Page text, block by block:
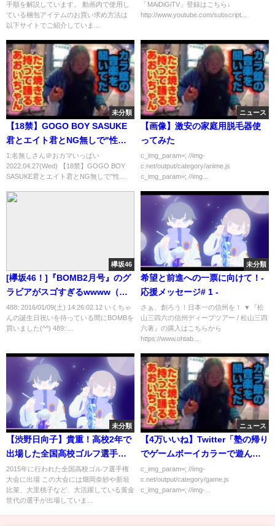
手順を解説しています。 動画内で使用し
ている梱包アイテムのお買い求め方法は
以下サイトでご紹介していま...
完成披露上映会3
「MAiDiGiTV」登録はこちら↓
http://www.youtube.com/subscript...
未分類
【18禁】GOGO BOY SASUKE
君とエイト君とNG無しで"性の
質問"に答えてみた
1:名無しさん＠おカマいっぱい
2022.04.27(Wed) 【18禁】GOGO BOY
SASUKE君とエイト君とNG無しで"性...
ニュース
【画像】激安の家庭用脱毛器使
ってみた
c_img_param=; //img-
c.net/output/category/anime.js
c_img_param=; //img...
欅坂46
[欅坂46！]『BOMB2月号』のグ
ラビアがスゴすぎるwwww（画
像あり）
488: 2016/01/09(土) 14:26:02.12 いくちゃ
んの誕生日祝いを待っている間にBOMBを
買いました(^^) 489: ...
未分類
希望と前進への一票に向けて！-
応援メッセージ# 1 -
さぁ、創ろう！日本一の信州を！ ▼『松
山三四六の信州ディープツアー / 松山三四
六著』の購入はこちらから
https://www.ohtab...
未分類
【渋野日向子】貴重！高校2年で
出場した全国高校ゴルフ選手権
大会でのプレー Smiling
Cinderella Hinako Shibuno
2015年に行われた全国高校ゴルフ選手権
大会に出場 この大会には畑岡奈紗や新垣
比菜、大里桃子など、大活躍している黄金
世代の選手が出場していま...
ニュース
【4万いいね】Twitter「塾の帰り
でゲームボーイカラーで遊んで
たら…」
c_img_param=; //img-
c.net/output/category/game.js
c_img_param=; //img-...